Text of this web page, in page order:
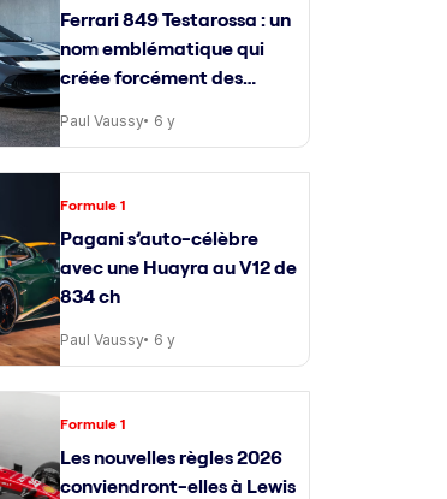
Ferrari 849 Testarossa : un
nom emblématique qui
créée forcément des
attentes
Paul Vaussy 6 y
Formule 1
Pagani s’auto-célèbre
avec une Huayra au V12 de
834 ch
Paul Vaussy 6 y
Formule 1
Les nouvelles règles 2026
conviendront-elles à Lewis